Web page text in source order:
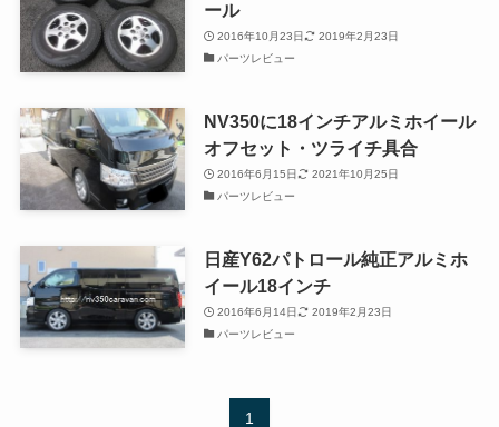
ール
2016年10月23日
2019年2月23日
パーツレビュー
NV350に18インチアルミホイール
オフセット・ツライチ具合
2016年6月15日
2021年10月25日
パーツレビュー
日産Y62パトロール純正アルミホ
イール18インチ
2016年6月14日
2019年2月23日
パーツレビュー
1